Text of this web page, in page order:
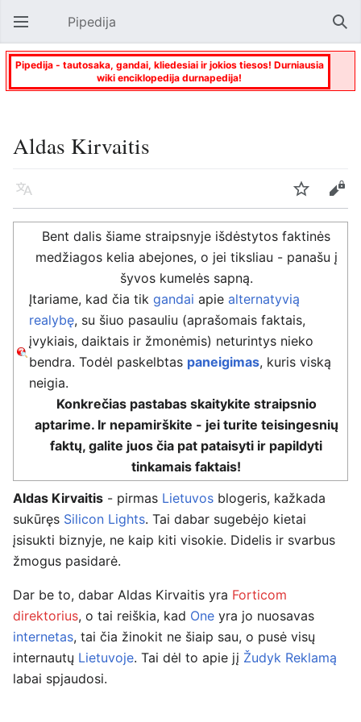
Atverti pagrindinį meniu Pipedija
Pipedija - tautosaka, gandai, kliedesiai ir jokios tiesos! Durniausia
wiki enciklopedija durnapedija!
Aldas Kirvaitis
Kalba Stebėti Keisti
Bent dalis šiame straipsnyje išdėstytos faktinės
medžiagos kelia abejones, o jei tiksliau - panašu į
šyvos kumelės sapną.
Įtariame, kad čia tikgandai apiealternatyvią
realybę, su šiuo pasauliu (aprašomais faktais,
įvykiais, daiktais ir žmonėmis) neturintys nieko
bendra. Todėl paskelbtas paneigimas, kuris viską
neigia.
Konkrečias pastabas skaitykite straipsnio
aptarime. Ir nepamirškite - jei turite teisingesnių
faktų, galite juos čia pat pataisyti ir papildyti
tinkamais faktais!
Aldas Kirvaitis - pirmas Lietuvos blogeris, kažkada
sukūręs Silicon Lights. Tai dabar sugebėjo kietai
įsisukti biznyje, ne kaip kiti visokie. Didelis ir svarbus
žmogus pasidarė.
Dar be to, dabar Aldas Kirvaitis yra Forticom
direktorius, o tai reiškia, kad One yra jo nuosavas
internetas, tai čia žinokit ne šiaip sau, o pusė visų
internautų Lietuvoje. Tai dėl to apie jį Žudyk Reklamą
labai spjaudosi.